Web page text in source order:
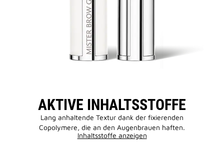
AKTIVE INHALTSSTOFFE
Lang anhaltende Textur dank der fixierenden
Copolymere, die an den Augenbrauen haften.
Inhaltsstoffe anzeigen